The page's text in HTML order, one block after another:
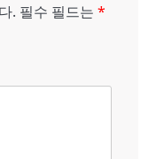
. 필수 필드는 *